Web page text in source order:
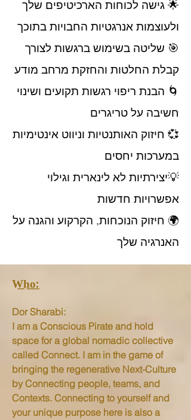
🌟 גישה לכוחות הארכיטיפים שלך
ולעוצמות אנרגטיות החבויות בתוכך
🎯 שליטה בשימוש ברגשות לצורך
קבלת החלטות והחזקת מרחב מודע
🌀 הבנת ריפוי רגשות תקועים ושינוי
חשיבה על טריגרים
💞 חיזוק האותנטיות וניווט אינטימיות
במערכות יחסים
💡יצירתיות לא לינארית וגילוי
אפשרויות חדשות
🌍 חיזוק הנוכחות, הקרקוע והגנה על
האנרגיה שלך
W͟h͟o͟:
Dor Sharabi:
I am a Conscious Pirate and hold
space for a global nomadic collective
called Connect. I am in the game of
bringing the regenerative Next-Culture
by Connecting people, teams, and
Contexts. Connecting to yourself and
your unique purpose here is also a